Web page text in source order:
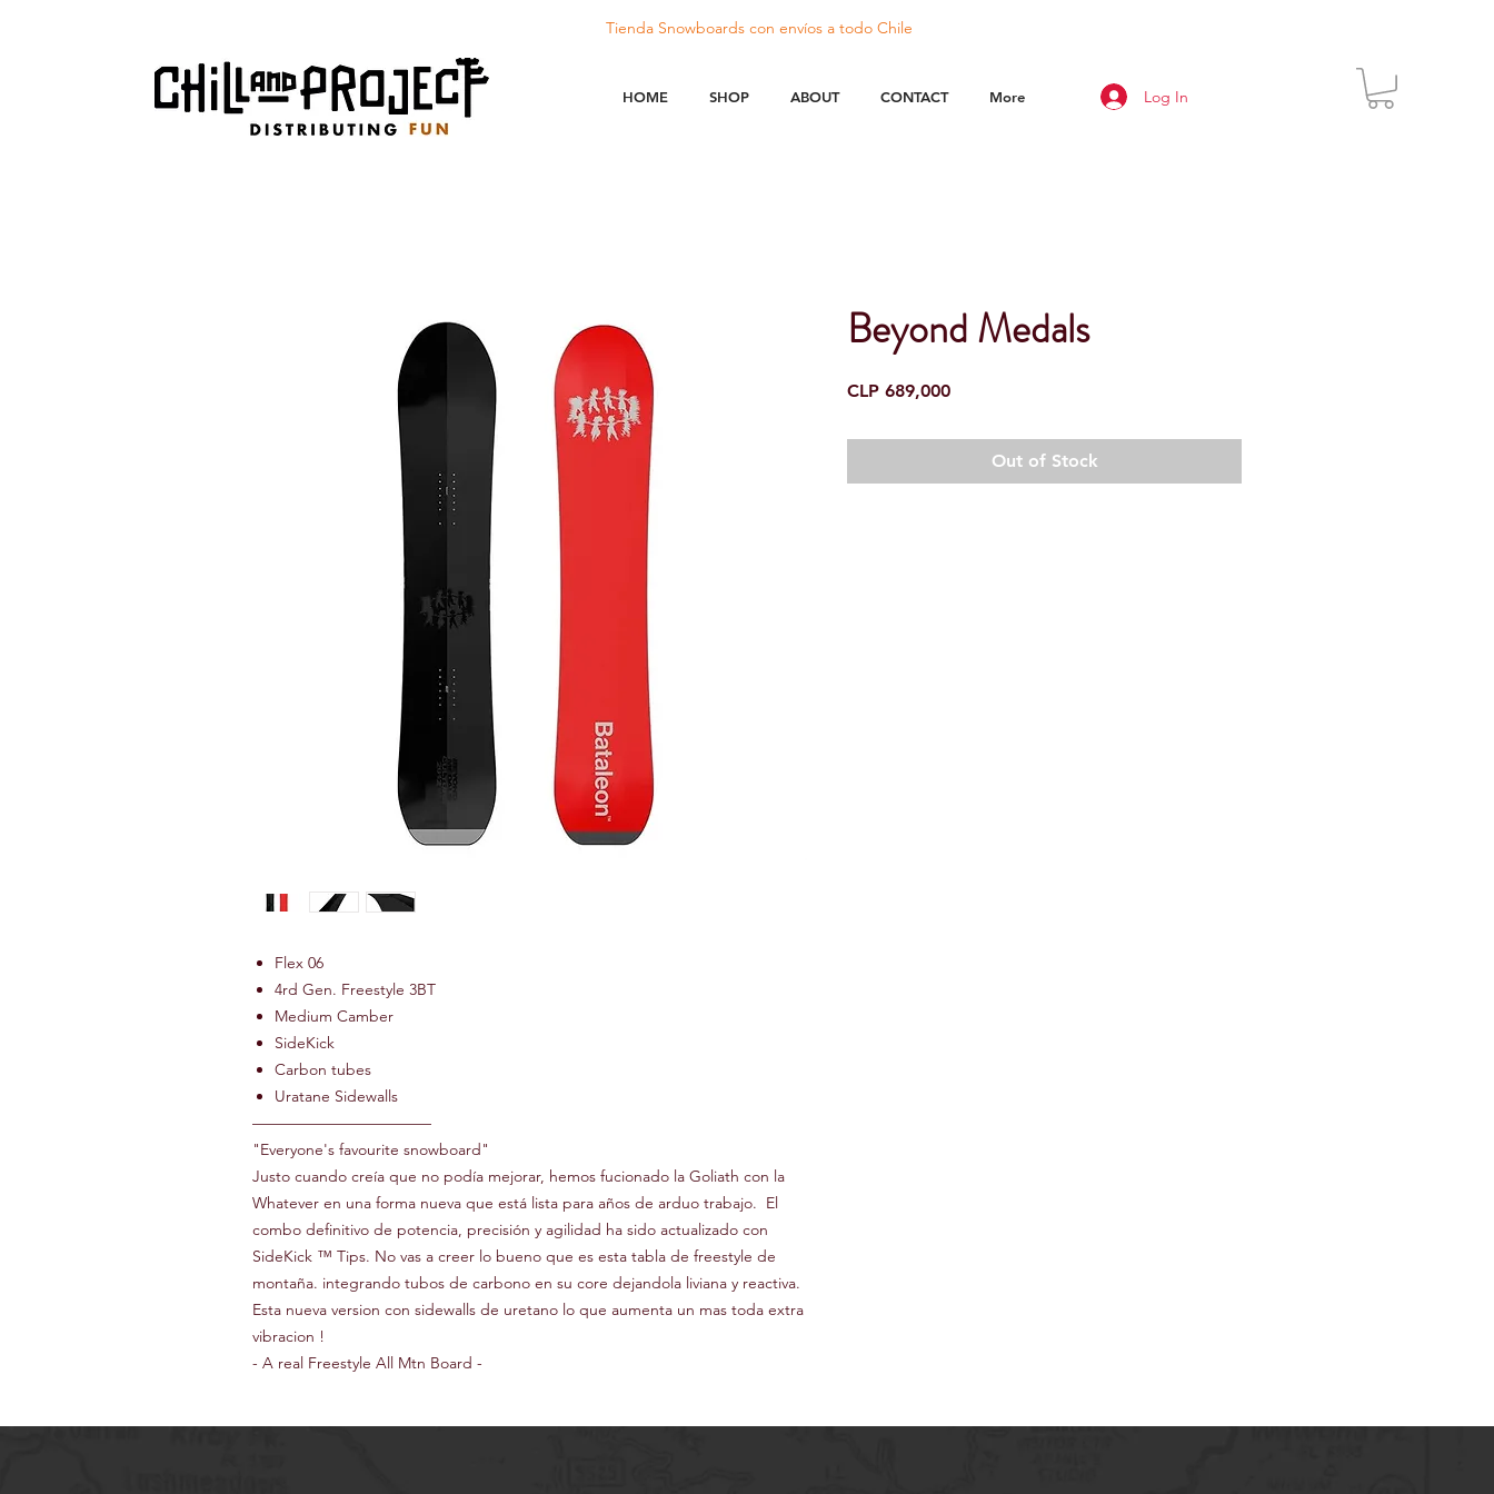
Tienda Snowboards con envíosa todo Chile
Log In
HOME SHOP ABOUT CONTACT More
Flex 06
4rd Gen. Freestyle 3BT
Medium Camber
SideKick
Carbon tubes
Uratane Sidewalls
–––––––––––––––––––––––
"Everyone's favourite snowboard"
Justo cuando creía que no podía mejorar, hemos fucionado la Goliath con la
Whatever en una forma nueva que está lista para años de arduo trabajo. El
combo definitivo de potencia, precisión y agilidad ha sido actualizado con
SideKick ™ Tips. No vas a creer lo bueno que es esta tabla de freestyle de
montaña. integrando tubos de carbono en su core dejandola liviana y reactiva.
Esta nueva version con sidewalls de uretano lo que aumenta un mas toda extra
vibracion !
- A real Freestyle All Mtn Board -
Beyond Medals
CLP 689,000Price
Out of Stock